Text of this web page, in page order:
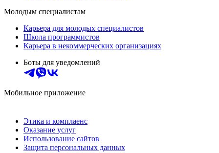
Молодым специалистам
Карьера для молодых специалистов
Школа программистов
Карьера в некоммерческих организациях
Боты для уведомлений
Мобильное приложение
Этика и комплаенс
Оказание услуг
Использование сайтов
Защита персональных данных